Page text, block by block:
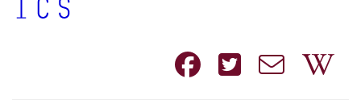
Facebook
e-